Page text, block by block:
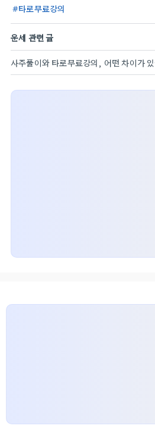
타로무료강의
운세 관련 글
사주풀이와 타로무료강의, 어떤 차이가